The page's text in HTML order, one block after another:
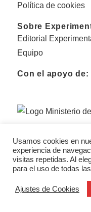
Política de cookies
Sobre
Editorial
Equipo
Con el apoyo de:
Usamos cookies en
experiencia de
visitas repetidas. Al
para el uso de todas
Ajustes de Cookies